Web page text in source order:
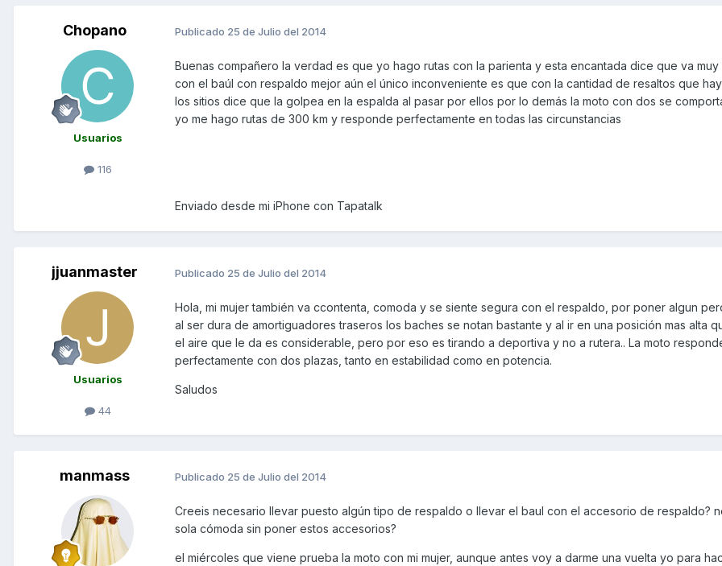
Chopano
Usuarios
116
Publicado 25 de Julio del 2014
Buenas compañero la verdad es que yo hago rutas con la parienta y esta encantada dice que va
con el baúl con respaldo mejor aún el único inconveniente es que con la cantidad de resaltos que
los sitios dice que la golpea en la espalda al pasar por ellos por lo demás la moto con dos se
yo me hago rutas de 300 km y responde perfectamente en todas las circunstancias
Enviado desde mi iPhone con Tapatalk
jjuanmaster
Usuarios
44
Publicado 25 de Julio del 2014
Hola, mi mujer también va ccontenta, comoda y se siente segura con el respaldo, por poner algun
al ser dura de amortiguadores traseros los baches se notan bastante y al ir en una posición mas alta
el aire que le da es considerable, pero por eso es tirando a deportiva y no a rutera.. La moto
perfectamente con dos plazas, tanto en estabilidad como en potencia.
Saludos
manmass Publicado 25 de Julio del 2014
Creeis necesario llevar puesto algún tipo de respaldo o llevar el baul con el accesorio de respaldo?
sola cómoda sin poner estos accesorios?
el miércoles que viene prueba la moto con mi mujer, aunque antes voy a darme una vuelta yo para